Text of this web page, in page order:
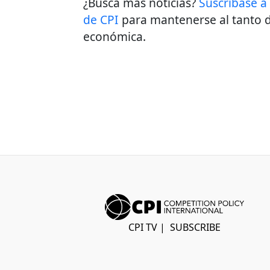
de CPI para mantenerse al tanto
económica.
CPI TV | SUBSCRIBE